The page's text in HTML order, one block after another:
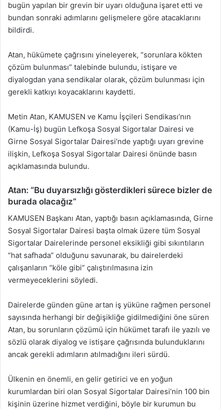
bugün yapılan bir grevin bir uyarı olduğuna işaret etti ve
bundan sonraki adımlarını gelişmelere göre atacaklarını
bildirdi.
Atan, hükümete çağrısını yineleyerek, “sorunlara kökten
çözüm bulunması” talebinde bulundu, istişare ve
diyalogdan yana sendikalar olarak, çözüm bulunması için
gerekli katkıyı koyacaklarını kaydetti.
Metin Atan, KAMUSEN ve Kamu İşçileri Sendikası’nın
(Kamu-İş) bugün Lefkoşa Sosyal Sigortalar Dairesi ve
Girne Sosyal Sigortalar Dairesi’nde yaptığı uyarı grevine
ilişkin, Lefkoşa Sosyal Sigortalar Dairesi önünde basın
açıklamasında bulundu.
Atan: “Bu duyarsızlığı gösterdikleri sürece bizler de
burada olacağız”
KAMUSEN Başkanı Atan, yaptığı basın açıklamasında, Girne
Sosyal Sigortalar Dairesi başta olmak üzere tüm Sosyal
Sigortalar Dairelerinde personel eksikliği gibi sıkıntıların
“hat safhada” olduğunu savunarak, bu dairelerdeki
çalışanların “köle gibi” çalıştırılmasına izin
vermeyeceklerini söyledi.
Dairelerde günden güne artan iş yüküne rağmen personel
sayısında herhangi bir değişikliğe gidilmediğini öne süren
Atan, bu sorunların çözümü için hükümet tarafı ile yazılı ve
sözlü olarak diyalog ve istişare çağrısında bulunduklarını
ancak gerekli adımların atılmadığını ileri sürdü.
Ülkenin en önemli, en gelir getirici ve en yoğun
kurumlardan biri olan Sosyal Sigortalar Dairesi’nin 100 bin
kişinin üzerine hizmet verdiğini, böyle bir kurumun bu